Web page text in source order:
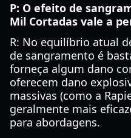
P: O efeito de
Mil Cortadas vale a
R: No equilíbrio atual
de sangramento é
forneça algum dano
oferecem dano
massivas (como a
geralmente mais
para abordagens.